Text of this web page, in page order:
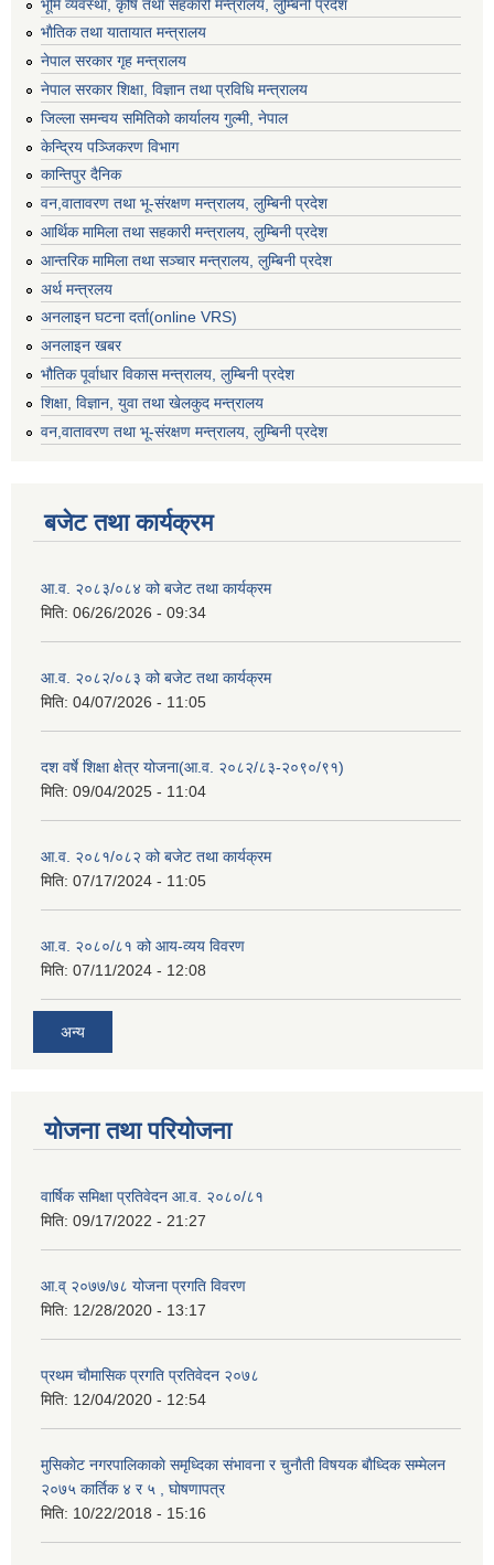
भूमि व्यवस्था, कृषि तथा सहकारी मन्त्रालय, लु्म्बिनी प्रदेश
भाैतिक तथा यातायात मन्त्रालय
नेपाल सरकार गृह मन्त्रालय
नेपाल सरकार शिक्षा, विज्ञान तथा प्रविधि मन्त्रालय
जिल्ला समन्वय समितिको कार्यालय गुल्मी, नेपाल
केन्द्रिय पञ्जिकरण विभाग
कान्तिपुर दैनिक
वन,वातावरण तथा भू-संरक्षण मन्त्रालय, लुम्बिनी प्रदेश
आर्थिक मामिला तथा सहकारी मन्त्रालय, लुम्बिनी प्रदेश
आन्तरिक मामिला तथा सञ्चार मन्त्रालय, लुम्बिनी प्रदेश
अर्थ मन्त्रलय
अनलाइन घटना दर्ता(online VRS)
अनलाइन खबर
भौतिक पूर्वाधार विकास मन्त्रालय, लुम्बिनी प्रदेश
शिक्षा, विज्ञान, युवा तथा खेलकुद मन्‍‍त्रालय
वन,वातावरण तथा भू-संरक्षण मन्त्रालय, लुम्बिनी प्रदेश
बजेट तथा कार्यक्रम
आ.व. २०८३/०८४ को बजेट तथा कार्यक्रम
मिति: 06/26/2026 - 09:34
आ.व. २०८२/०८३ को बजेट तथा कार्यक्रम
मिति: 04/07/2026 - 11:05
दश वर्षे शिक्षा क्षेत्र योजना(आ.व. २०८२/८३-२०९०/९१)
मिति: 09/04/2025 - 11:04
आ.व. २०८१/०८२ को बजेट तथा कार्यक्रम
मिति: 07/17/2024 - 11:05
आ.व. २०८०/८१ को आय-व्यय विवरण
मिति: 07/11/2024 - 12:08
अन्य
योजना तथा परियोजना
वार्षिक समिक्षा प्रतिवेदन आ.व. २०८०/८१
मिति: 09/17/2022 - 21:27
आ.व् २०७७/७८ योजना प्रगति विवरण
मिति: 12/28/2020 - 13:17
प्रथम चाैमासिक प्रगति प्रतिवेदन २०७८
मिति: 12/04/2020 - 12:54
मुसिकाेट नगरपालिकाकाे समृध्दिका संभावना र चुनाैती विषयक बाैध्दिक सम्मेलन
२०७५ कार्तिक ४ र ५ , घाेषणापत्र
मिति: 10/22/2018 - 15:16